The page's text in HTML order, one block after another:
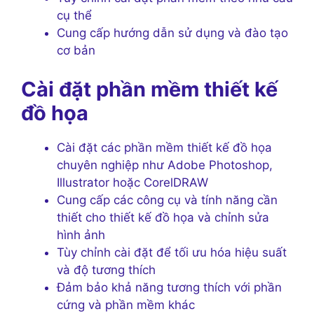
cụ thể
Cung cấp hướng dẫn sử dụng và đào tạo
cơ bản
Cài đặt phần mềm thiết kế
đồ họa
Cài đặt các phần mềm thiết kế đồ họa
chuyên nghiệp như Adobe Photoshop,
Illustrator hoặc CorelDRAW
Cung cấp các công cụ và tính năng cần
thiết cho thiết kế đồ họa và chỉnh sửa
hình ảnh
Tùy chỉnh cài đặt để tối ưu hóa hiệu suất
và độ tương thích
Đảm bảo khả năng tương thích với phần
cứng và phần mềm khác